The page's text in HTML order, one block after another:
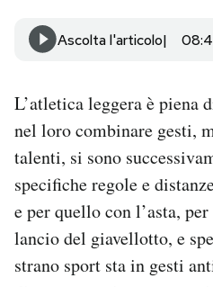
SHOP
CALENDARIO
AREA PERSONALE
Area Personale
Newsletter
Notifiche mobile
Regala il Post
Ascolta l'articolo
L’atletica leggera è piena
nel loro combinare gesti,
talenti, si sono
specifiche regole e
e per quello con l’asta,
lancio del giavellotto, e
strano sport sta in gesti